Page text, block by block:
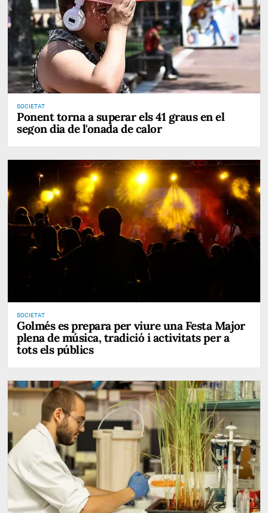
SOCIETAT
Ponent torna a superar els 41 graus en el
segon dia de l'onada de calor
SOCIETAT
Golmés es prepara per viure una Festa Major
plena de música, tradició i activitats per a
tots els públics